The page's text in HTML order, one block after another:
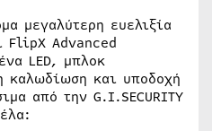
μεγαλύτερη ευελιξία
FlipX Advanced
LED, μπλοκ
καλωδίωση και υποδοχή
από την G.I.SECURITY